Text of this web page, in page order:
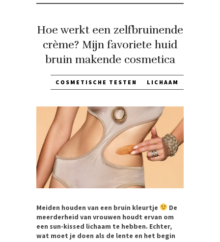
Hoe werkt een zelfbruinende
crème? Mijn favoriete huid
bruin makende cosmetica
COSMETISCHE TESTEN LICHAAM
Meiden houden van een bruin kleurtje
De
meerderheid van vrouwen houdt ervan om
een sun-kissed lichaam te hebben. Echter,
wat moet je doen als de lente en het begin